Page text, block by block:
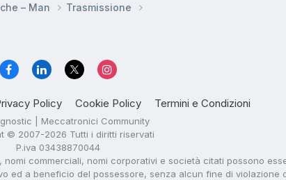
– Man
Trasmissione
Policy Cookie Policy Termini e Condizioni
| Meccatronici Community
© 2007-2026 Tutti i diritti riservati
P.iva 03438870044
commerciali, nomi corporativi e società citati possono
ed a beneficio del possessore, senza alcun fine di violazione